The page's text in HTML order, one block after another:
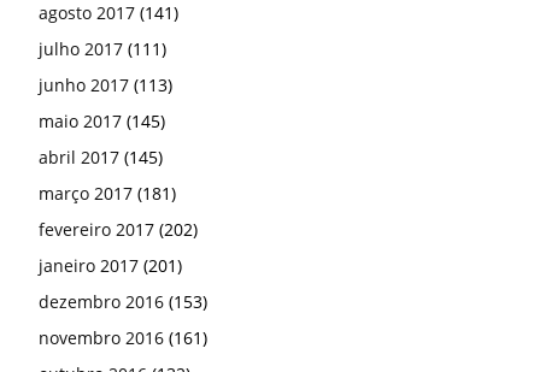
agosto 2017 (141)
julho 2017 (111)
junho 2017 (113)
maio 2017 (145)
abril 2017 (145)
março 2017 (181)
fevereiro 2017 (202)
janeiro 2017 (201)
dezembro 2016 (153)
novembro 2016 (161)